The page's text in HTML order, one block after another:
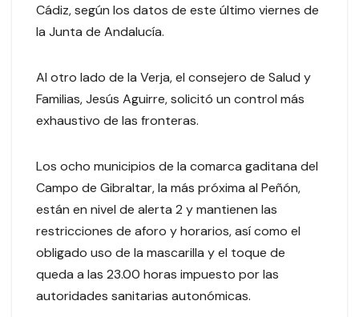
Cádiz, según los datos de este último viernes de
la Junta de Andalucía.
Al otro lado de la Verja, el consejero de Salud y
Familias, Jesús Aguirre, solicitó un control más
exhaustivo de las fronteras.
Los ocho municipios de la comarca gaditana del
Campo de Gibraltar, la más próxima al Peñón,
están en nivel de alerta 2 y mantienen las
restricciones de aforo y horarios, así como el
obligado uso de la mascarilla y el toque de
queda a las 23.00 horas impuesto por las
autoridades sanitarias autonómicas.